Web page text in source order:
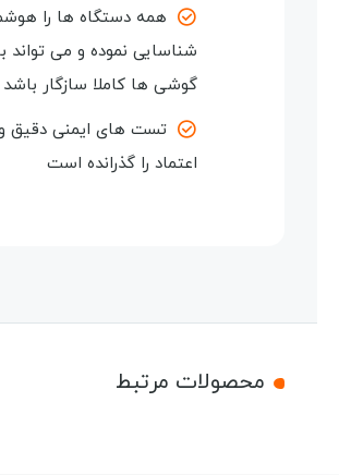
همه دستگاه ها را
شناسایی نموده و می تواند با
گوشی ها کاملا سازگار باشد
تست های ایمنی دقیق و
اعتماد را گذرانده است
محصولات مرتبط